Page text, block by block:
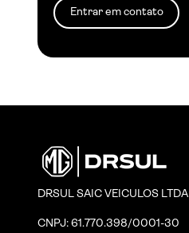
Entrar em contato
DRSUL SAIC VEICULOS LTDA
CNPJ: 61.770.398/0001-30